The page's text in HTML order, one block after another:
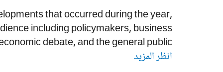
that occurred during the year,
including policymakers, business
debate, and the general public.
انظر المزيد